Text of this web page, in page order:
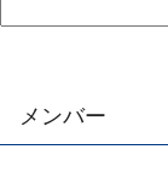
メンバー